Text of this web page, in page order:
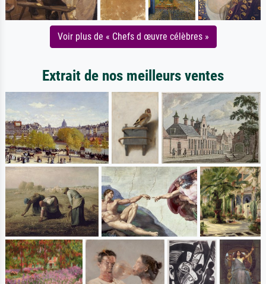
Voir plus de « Chefs d œuvre célèbres »
Extrait de nos meilleurs ventes